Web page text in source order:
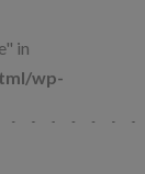
in
wp-